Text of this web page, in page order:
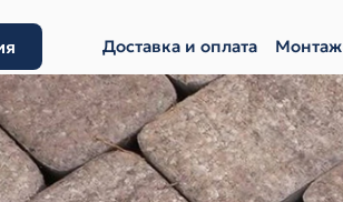
Доставка и оплата Монтаж